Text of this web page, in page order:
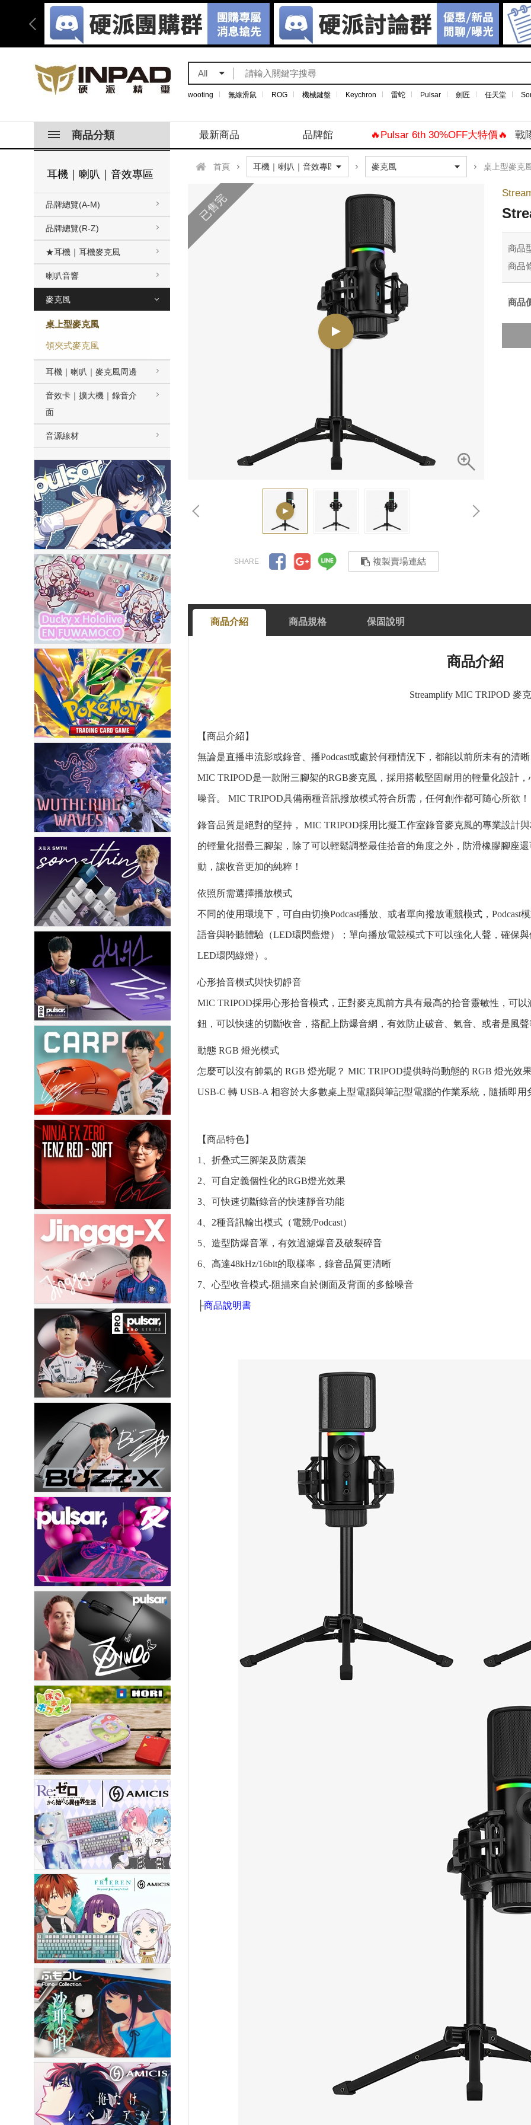
All
wooting 無線滑鼠 ROG 機械鍵盤 Keychron 雷蛇 Pulsar 劍匠 任天堂
商品分類 最新商品 品牌館 🔥Pulsar 6th 30%OFF大特價🔥 戰
耳機｜喇叭｜音效專區
品牌總覽(A-M)
品牌總覽(R-Z)
★耳機｜耳機麥克風
喇叭音響
麥克風
桌上型麥克風
領夾式麥克風
耳機｜喇叭｜麥克風周邊
音效卡｜擴大機｜錄音介
面
音源線材
首頁 桌上型麥克
已售完
複製賣場連結
商品
商品
商品
商品介紹 商品規格 保固說明
商品介紹
Streamplify MIC TRIPOD 麥
【商品介紹】
無論是直播串流影或錄音、播Podcast或處於何種情況下，都能以前所未有的清
MIC TRIPOD是一款附三腳架的RGB麥克風，採用搭載堅固耐用的輕量化設計
噪音。 MIC TRIPOD具備兩種音訊撥放模式符合所需，任何創作都可隨心所欲！
錄音品質是絕對的堅持， MIC TRIPOD採用比擬工作室錄音麥克風的專業設計
的輕量化摺疊三腳架，除了可以輕鬆調整最佳拾音的角度之外，防滑橡膠腳座
動，讓收音更加的純粹！
依照所需選擇播放模式
不同的使用環境下，可自由切換Podcast播放、或者單向撥放電競模式，
語音與聆聽體驗（LED環閃藍燈）；單向播放電競模式下可以強化人聲，確保
LED環閃綠燈）。
心形拾音模式與快切靜音
MIC TRIPOD採用心形拾音模式，正對麥克風前方具有最高的拾音靈敏性，可
鈕，可以快速的切斷收音，搭配上防爆音網，有效防止破音、氣音、或者是風
動態 RGB 燈光模式
怎麼可以沒有帥氣的 RGB 燈光呢？ MIC TRIPOD提供時尚動態的 RGB 燈光效
USB-C 轉 USB-A 相容於大多數桌上型電腦與筆記型電腦的作業系統，隨插即用
【商品特色】
1、折叠式三腳架及防震架
2、可自定義個性化的RGB燈光效果
3、可快速切斷錄音的快速靜音功能
4、2種音訊輸出模式（電競/Podcast）
5、造型防爆音罩，有效過濾爆音及破裂碎音
6、高達48kHz/16bit的取樣率，錄音品質更清晰
7、心型收音模式-阻描來自於側面及背面的多餘噪音
├商品說明書